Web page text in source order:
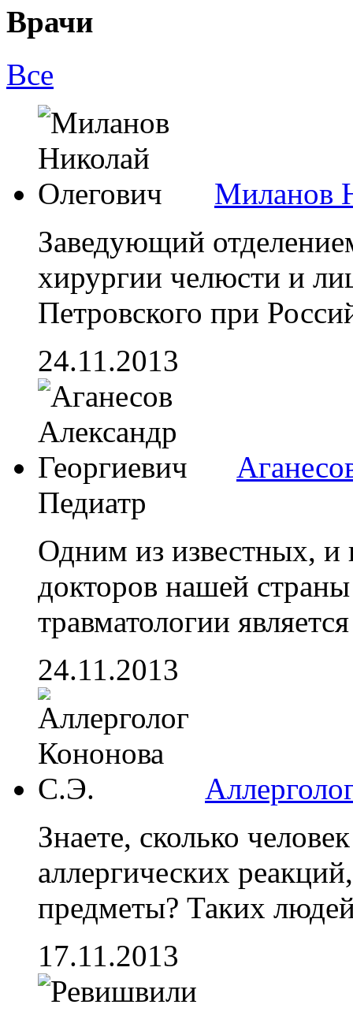
Врачи
Все
Миланов
Заведующий
хирургии челюсти и
Петровского при
24.11.2013
Педиатр
Одним из известных,
докторов нашей
травматологии
24.11.2013
Знаете, сколько
аллергических
предметы? Таких
17.11.2013